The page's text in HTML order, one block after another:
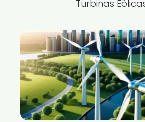
Turbinas